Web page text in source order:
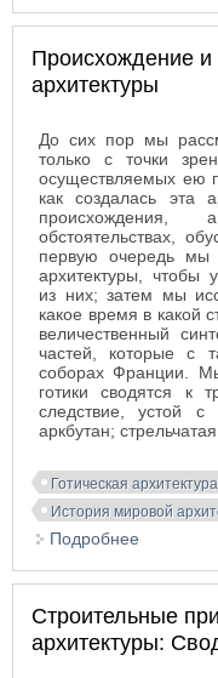
Происхождение и
архитектуры
До сих пор мы
только с точки
осуществляемых ею
как создалась эта
обстоятельствах,
первую очередь мы
архитектуры, чтобы
из них; затем мы
какое время в какой
величественный
частей, которые с
соборах Франции.
готики сводятся к
следствие, устой
аркбутан; стрельчатая
Готическая архитектура
История мировой
Подробнее
Строительные
архитектуры: